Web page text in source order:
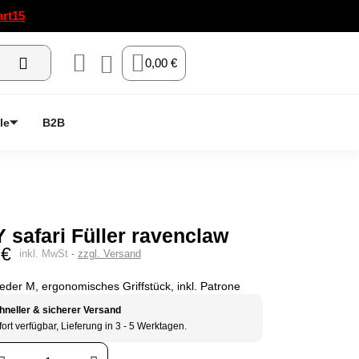
0,00 €
B2B
safari Füller ravenclaw
inkl. MwSt zzgl. Versand
M, ergonomisches Griffstück, inkl. Patrone
& sicherer Versand
verfügbar, Lieferung in 3 - 5 Werktagen.